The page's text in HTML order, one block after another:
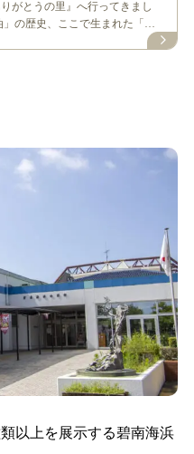
がとうの里』へ行ってきまし
」の歴史、ここで生まれた「白
以上を展示する碧南海浜